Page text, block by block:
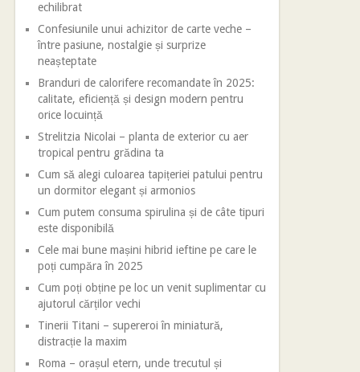
echilibrat
Confesiunile unui achizitor de carte veche –
între pasiune, nostalgie și surprize
neașteptate
Branduri de calorifere recomandate în 2025:
calitate, eficiență și design modern pentru
orice locuință
Strelitzia Nicolai – planta de exterior cu aer
tropical pentru grădina ta
Cum să alegi culoarea tapițeriei patului pentru
un dormitor elegant și armonios
Cum putem consuma spirulina și de câte tipuri
este disponibilă
Cele mai bune mașini hibrid ieftine pe care le
poți cumpăra în 2025
Cum poți obține pe loc un venit suplimentar cu
ajutorul cărților vechi
Tinerii Titani – supereroi în miniatură,
distracție la maxim
Roma – orașul etern, unde trecutul și